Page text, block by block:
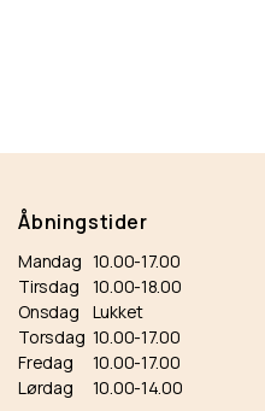
Åbningstider
Mandag 10.00-17.00
Tirsdag
10.00-18.00
Onsdag
Lukket
Torsdag 10.00-17.00
Fredag
10.00-17.00
Lørdag
10.00-14.00